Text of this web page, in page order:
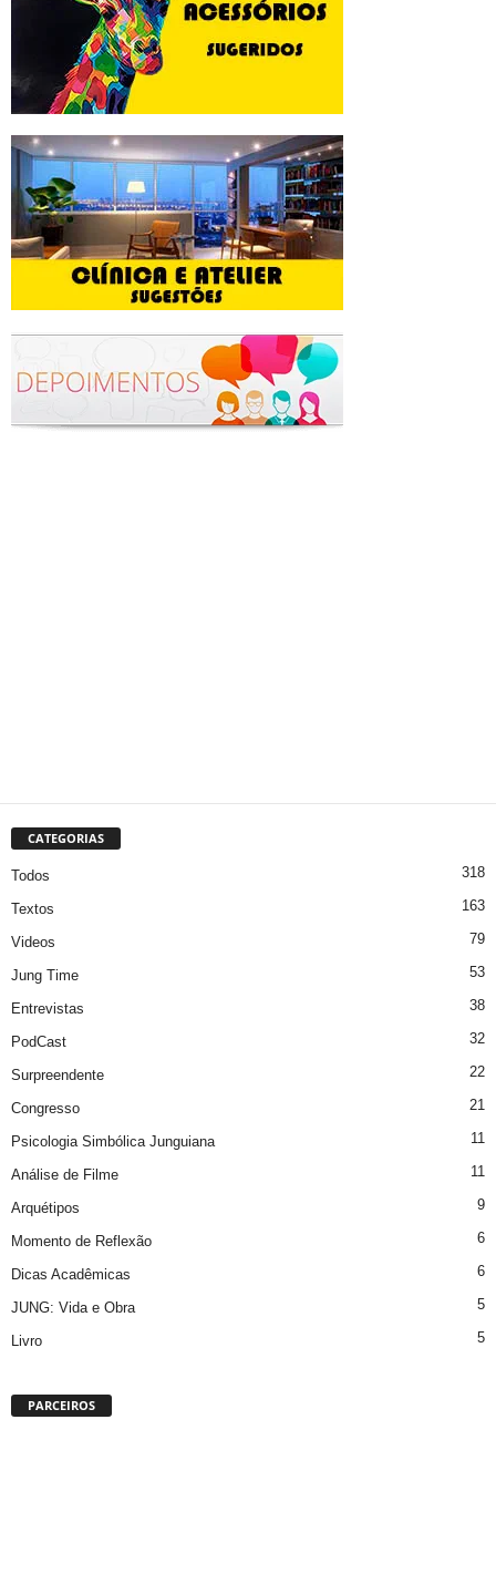
CATEGORIAS
Todos 318
Textos 163
Videos 79
Jung Time 53
Entrevistas 38
PodCast 32
Surpreendente 22
Congresso 21
Psicologia Simbólica Junguiana 11
Análise de Filme 11
Arquétipos 9
Momento de Reflexão 6
Dicas Acadêmicas 6
JUNG: Vida e Obra 5
Livro 5
PARCEIROS